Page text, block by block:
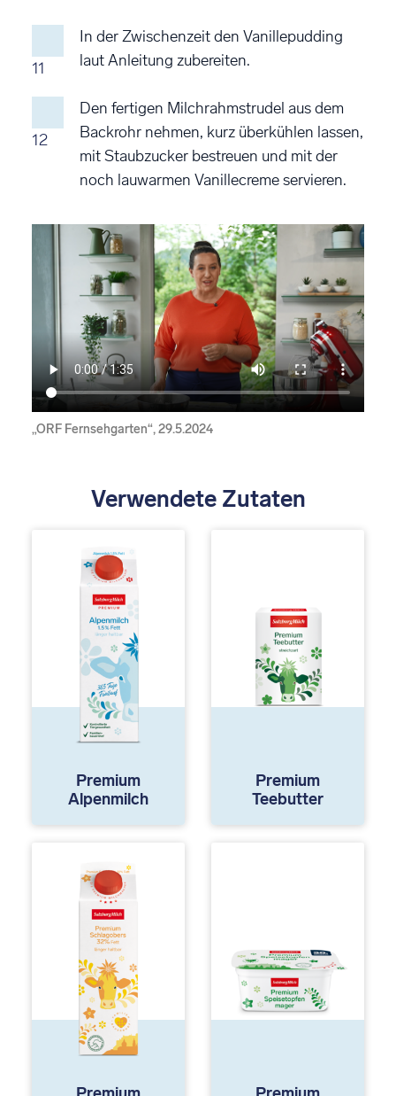
11
In der Zwischenzeit den Vanillepudding
laut Anleitung zubereiten.
12
Den fertigen Milchrahmstrudel aus dem
Backrohr nehmen, kurz überkühlen lassen,
mit Staubzucker bestreuen und mit der
noch lauwarmen Vanillecreme servieren.
„ORF Fernsehgarten“, 29.5.2024
Verwendete Zutaten
Premium
Alpenmilch
Premium
Teebutter